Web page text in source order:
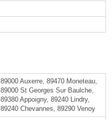
89000 Auxerre, 89470 Moneteau,
89000 St Georges Sur Baulche,
89380 Appoigny, 89240 Lindry,
89240 Chevannes, 89290 Venoy